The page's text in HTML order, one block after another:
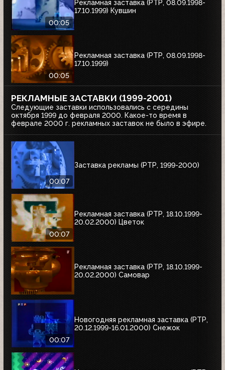
00:05
Рекламная заставка (РТР, 08.09.1998-
17.10.1999) Кувшин
00:05
Рекламная заставка (РТР, 08.09.1998-
17.10.1999)
РЕКЛАМНЫЕ ЗАСТАВКИ (1999-2001)
Следующие заставки использовались с середины
октября 1999 до февраля 2000. Какое-то время в
феврале 2000 г. рекламных заставок не было в эфире.
00:07
Заставка рекламы (РТР, 1999-2000)
00:07
Рекламная заставка (РТР, 18.10.1999-
20.02.2000) Цветок
Рекламная заставка (РТР, 18.10.1999-
20.02.2000) Самовар
00:07
Новогодняя рекламная заставка (РТР,
20.12.1999-16.01.2000) Снежок